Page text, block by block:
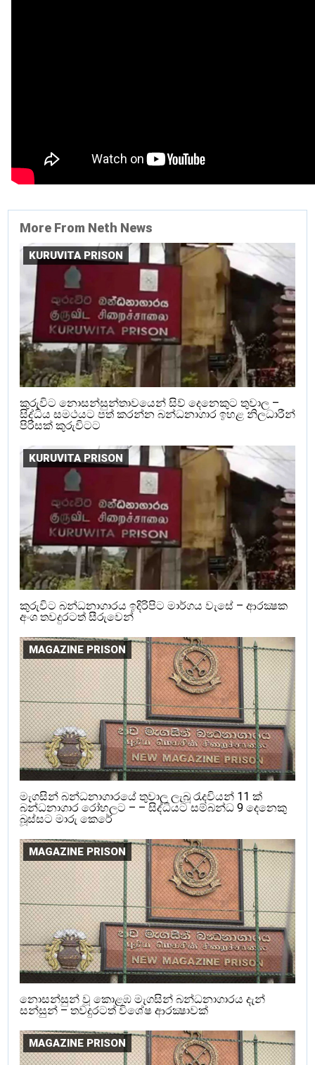
More From Neth News
KURUVITA PRISON
කුරුවිට නොසන්සුන්තාවයෙන් සිව් දෙනෙකුට තුවාල –
සිද්ධිය සමථයට පත් කරන්න බන්ධනාගාර ඉහළ නිලධාරීන්
පිරිසක් කුරුවිටට
KURUVITA PRISON
කුරුවිට බන්ධනාගාරය ඉදිරිපිට මාර්ගය වැසේ – ආරක්‍ෂක
අංශ තවදුරටත් සීරුවෙන්
MAGAZINE PRISON
මැගසින් බන්ධනාගාරයේ තුවාල ලැබූ රැදවියන් 11 ක්
බන්ධනාගාර රෝහලට – – සිද්ධියට සම්බන්ධ 9 දෙනෙකු
බූස්සට මාරු කෙරේ
MAGAZINE PRISON
නොසන්සුන් වූ කොළඹ මැගසින් බන්ධනාගාරය දැන්
සන්සුන් – තවදුරටත් විශේෂ ආරක්‍ෂාවක්
MAGAZINE PRISON